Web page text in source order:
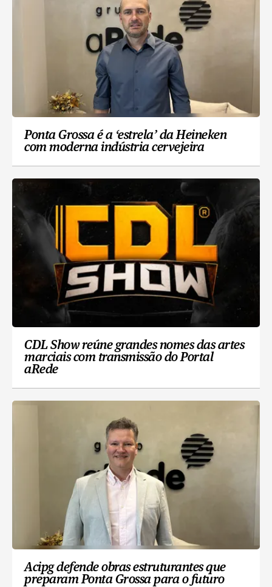
Ponta Grossa é a ‘estrela’ da Heineken
com moderna indústria cervejeira
CDL Show reúne grandes nomes das artes
marciais com transmissão do Portal
aRede
Acipg defende obras estruturantes que
preparam Ponta Grossa para o futuro